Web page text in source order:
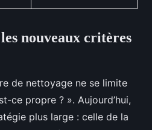
nouveaux critères
de nettoyage ne se limite
ce propre ? ». Aujourd’hui,
plus large : celle de la